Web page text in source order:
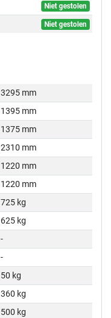
Niet gestolen
Niet gestolen
3295 mm
1395 mm
1375 mm
2310 mm
1220 mm
1220 mm
725 kg
625 kg
-
-
50 kg
360 kg
500 kg